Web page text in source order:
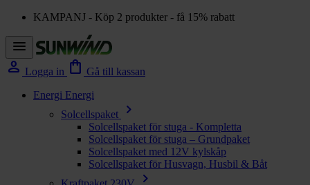
KAMPANJ - Köp 2 produkter - få 15% rabatt
menu
person Logga in shopping_bag Gå till kassan
Energi Energi
Solcellspaket
chevron_right
Solcellspaket för stuga - Kompletta
Solcellspaket för stuga – Grundpaket
Solcellspaket med 12V kylskåp
Solcellspaket för Husvagn, Husbil & Båt
chevron_right